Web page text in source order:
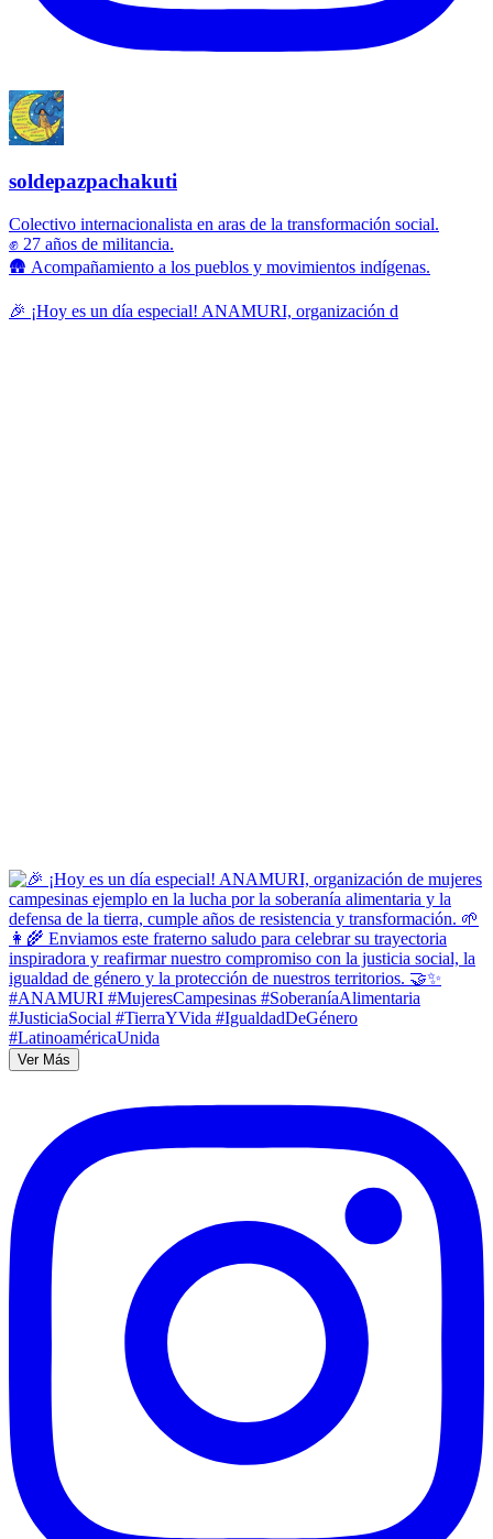
soldepazpachakuti
Colectivo internacionalista en aras de la transformación social.
✊ 27 años de militancia.
🛖 Acompañamiento a los pueblos y movimientos indígenas.
🎉 ¡Hoy es un día especial! ANAMURI, organización d
Ver Más